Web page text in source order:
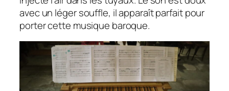
avec un léger souffle, il apparaît parfait pour
porter cette musique baroque.